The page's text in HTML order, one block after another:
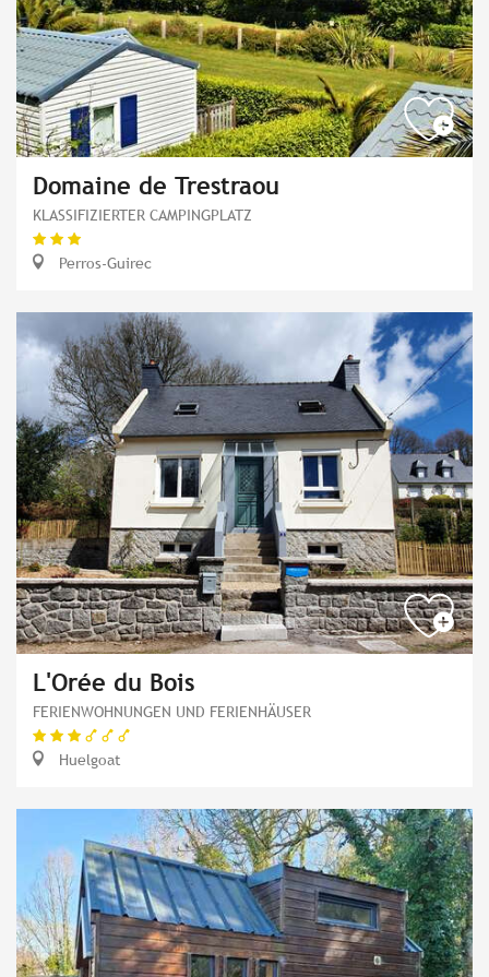
Domaine de Trestraou
KLASSIFIZIERTER CAMPINGPLATZ
Perros-Guirec
L'Orée du Bois
FERIENWOHNUNGEN UND FERIENHÄUSER
Huelgoat